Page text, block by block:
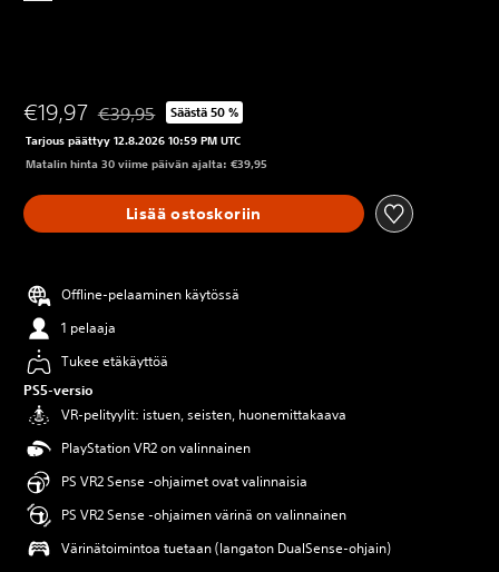
€19,97 Alennettu alkuperäisestä hinnasta €39,95
€39,95 Säästä 50 %
Tarjous päättyy 12.8.2026 10:59 PM UTC
Matalin hinta 30 viime päivän ajalta: €39,95
Lisää ostoskoriin
Offline-pelaaminen käytössä
1 pelaaja
Tukee etäkäyttöä
PS5-versio
VR-pelityylit: istuen, seisten, huonemittakaava
PlayStation VR2 on valinnainen
PS VR2 Sense -ohjaimet ovat valinnaisia
PS VR2 Sense -ohjaimen värinä on valinnainen
Värinätoimintoa tuetaan (langaton DualSense-ohjain)